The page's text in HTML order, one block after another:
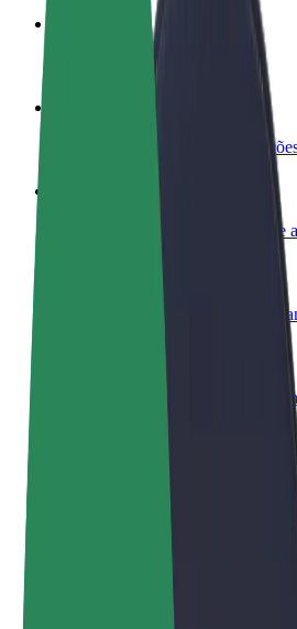
Torne-se motorista
Ganhe dinheiro quando quiser
Registe a sua frota de estafetas
Ganhe dinheiro a entregar
Chegue a mais clientes e aumente
Adicione a sua frota à Bolt para
Bolt for Business
Produtos da Bolt ajustados à sua